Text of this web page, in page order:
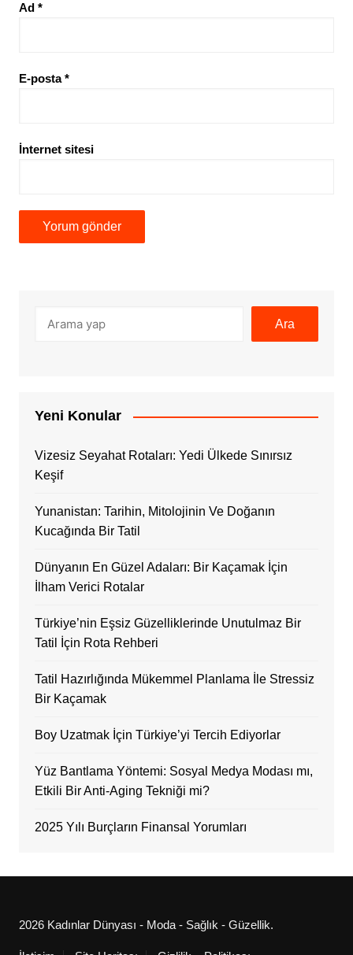
Ad *
E-posta*
İnternet sitesi
Ara
Yeni Konular
Vizesiz Seyahat Rotaları: Yedi Ülkede Sınırsız
Keşif
Yunanistan: Tarihin, Mitolojinin Ve Doğanın
Kucağında Bir Tatil
Dünyanın En Güzel Adaları: Bir Kaçamak İçin
İlham Verici Rotalar
Türkiye’nin Eşsiz Güzelliklerinde Unutulmaz Bir
Tatil İçin Rota Rehberi
Tatil Hazırlığında Mükemmel Planlama İle Stressiz
Bir Kaçamak
Boy Uzatmak İçin Türkiye’yi Tercih Ediyorlar
Yüz Bantlama Yöntemi: Sosyal Medya Modası mı,
Etkili Bir Anti-Aging Tekniği mi?
2025 Yılı Burçların Finansal Yorumları
2026 Kadınlar Dünyası - Moda - Sağlık - Güzellik.